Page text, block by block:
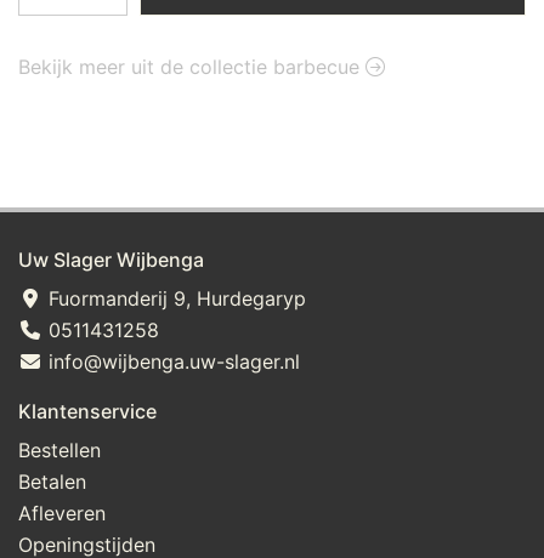
Bekijk meer uit de collectie barbecue
Uw Slager Wijbenga
Fuormanderij 9, Hurdegaryp
0511431258
info@wijbenga.uw-slager.nl
Klantenservice
Bestellen
Betalen
Afleveren
Openingstijden